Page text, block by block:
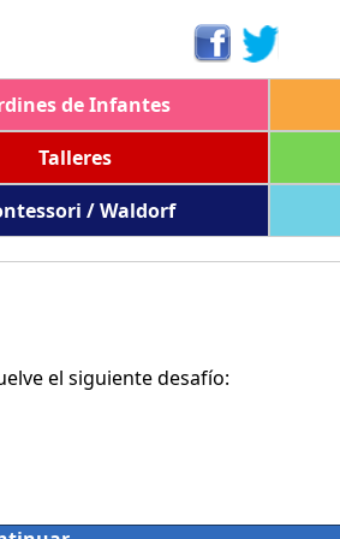
de Infantes
Talleres
/ Waldorf
el siguiente desafío: